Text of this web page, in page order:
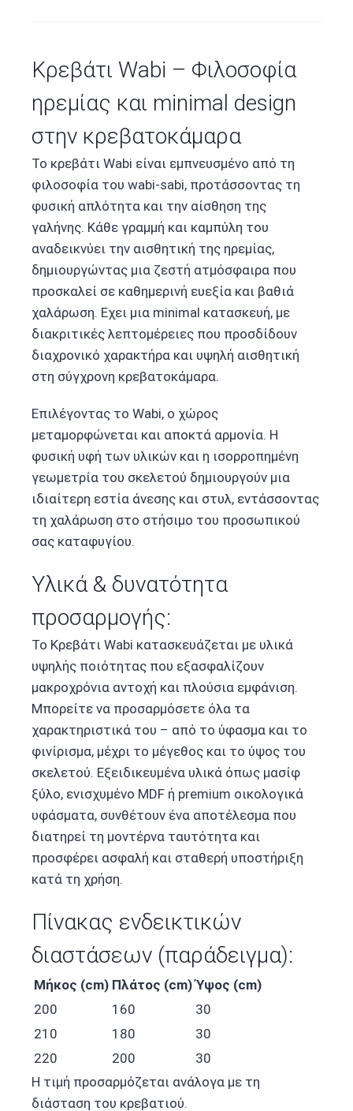
Κρεβάτι Wabi – Φιλοσοφία
ηρεμίας και minimal design
στην κρεβατοκάμαρα
Το κρεβάτι Wabi είναι εμπνευσμένο από τη
φιλοσοφία του wabi-sabi, προτάσσοντας τη
φυσική απλότητα και την αίσθηση της
γαλήνης. Κάθε γραμμή και καμπύλη του
αναδεικνύει την αισθητική της ηρεμίας,
δημιουργώντας μια ζεστή ατμόσφαιρα που
προσκαλεί σε καθημερινή ευεξία και βαθιά
χαλάρωση. Εχει μια minimal κατασκευή, με
διακριτικές λεπτομέρειες που προσδίδουν
διαχρονικό χαρακτήρα και υψηλή αισθητική
στη σύγχρονη κρεβατοκάμαρα.
Επιλέγοντας το Wabi, ο χώρος
μεταμορφώνεται και αποκτά αρμονία. Η
φυσική υφή των υλικών και η ισορροπημένη
γεωμετρία του σκελετού δημιουργούν μια
ιδιαίτερη εστία άνεσης και στυλ, εντάσσοντας
τη χαλάρωση στο στήσιμο του προσωπικού
σας καταφυγίου.
Υλικά & δυνατότητα
προσαρμογής:
Το Κρεβάτι Wabi κατασκευάζεται με υλικά
υψηλής ποιότητας που εξασφαλίζουν
μακροχρόνια αντοχή και πλούσια εμφάνιση.
Μπορείτε να προσαρμόσετε όλα τα
χαρακτηριστικά του – από το ύφασμα και το
φινίρισμα, μέχρι το μέγεθος και το ύψος του
σκελετού. Εξειδικευμένα υλικά όπως μασίφ
ξύλο, ενισχυμένο MDF ή premium οικολογικά
υφάσματα, συνθέτουν ένα αποτέλεσμα που
διατηρεί τη μοντέρνα ταυτότητα και
προσφέρει ασφαλή και σταθερή υποστήριξη
κατά τη χρήση.
Πίνακας ενδεικτικών
διαστάσεων (παράδειγμα):
Μήκος (cm) Πλάτος (cm) Ύψος (cm)
200
160
30
210
180
30
220
200
30
Η τιμή προσαρμόζεται ανάλογα με τη
διάσταση του κρεβατιού.